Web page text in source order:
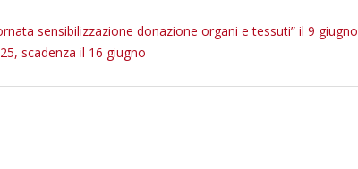
sensibilizzazione donazione organi e tessuti” il 9 giugno
scadenza il 16 giugno